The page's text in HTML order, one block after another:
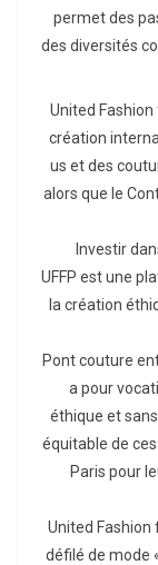
permet des
des diversités
United
création
us et des
alors que le
Investir
UFFP est une
la création
Pont couture
a pour
éthique et
équitable de
Paris pour
United Fashion
défilé de mode